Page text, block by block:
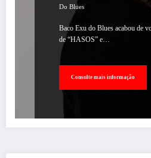
Do Blues
Baco Exu do Blues acabou de
de “HASOS” e…
Consulte mais informação